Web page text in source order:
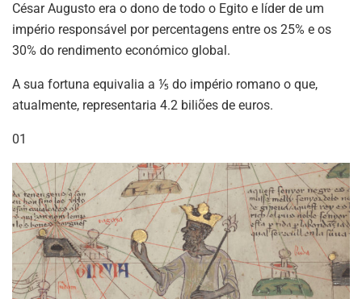
César Augusto era o dono de todo o Egito e líder de um
império responsável por percentagens entre os 25% e os
30% do rendimento económico global.
A sua fortuna equivalia a ⅕ do império romano o que,
atualmente, representaria 4.2 biliões de euros.
01